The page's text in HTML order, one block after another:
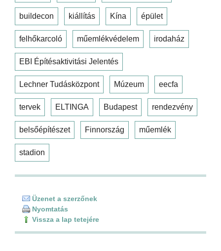
buildecon kiállítás Kína épület
felhőkarcoló műemlékvédelem irodaház
EBI Építésaktivitási Jelentés
Lechner Tudásközpont Múzeum eecfa
tervek ELTINGA Budapest rendezvény
belsőépítészet Finnország műemlék
stadion
Üzenet a szerzőnek
Nyomtatás
Vissza a lap tetejére